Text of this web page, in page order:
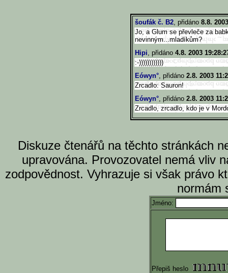
šoufák č. B2, přidáno 8.8.
Jo, a Glum se převleče za
nevinným...mladíkům?
Hipi, přidáno 4.8. 2003
:-))))))))))))
Eówyn°, přidáno 2.8. 2003
Zrcadlo: Sauron!
Eówyn°, přidáno 2.8. 2003
Zrcadlo, zrcadlo, kdo je v
Diskuze čtenářů na těchto stránkách
upravována. Provozovatel nemá vliv
zodpovědnost. Vyhrazuje si však právo
normám
Jméno:
Přepiš heslo